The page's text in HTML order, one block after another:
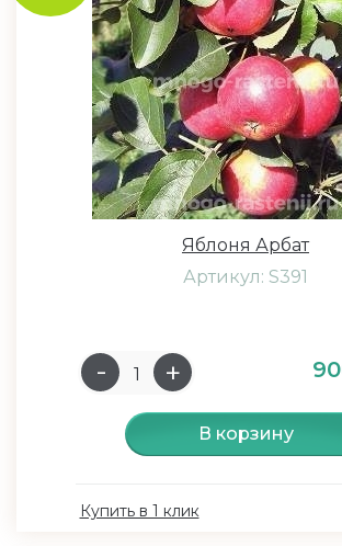
Яблоня Арбат
Артикул: S391
В корзину
Купить в 1 клик